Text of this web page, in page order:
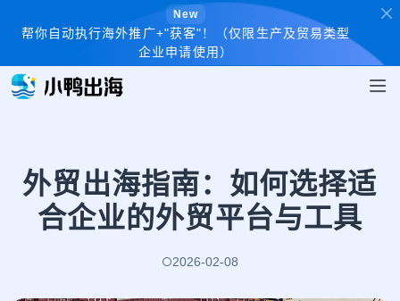
New
帮你自动执行海外推广+"获客"！（仅限生产及贸易类型
企业申请使用）
外贸出海指南：如何选择适
合企业的外贸平台与工具
2026-02-08